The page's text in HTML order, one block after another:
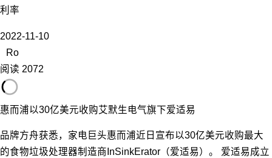
利率
2022-11-10
Ro
阅读 2072
惠而浦以30亿美元收购艾默生电气旗下爱适易
品牌方舟获悉，家电巨头惠而浦近日宣布以30亿美元收购最大
的食物垃圾处理器制造商InSinkErator（爱适易）。 爱适易成立